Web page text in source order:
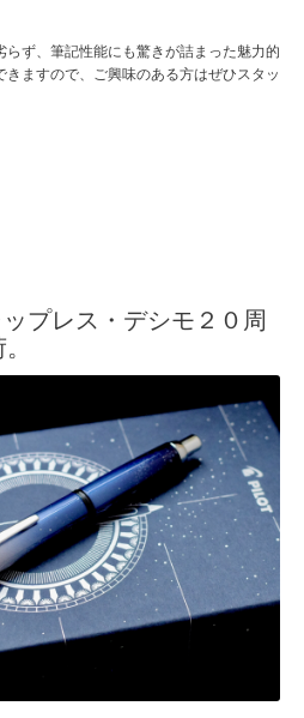
らず、筆記性能にも驚きが詰まった魅力的
ますので、ご興味のある方はぜひスタッ
プレス・デシモ２０周